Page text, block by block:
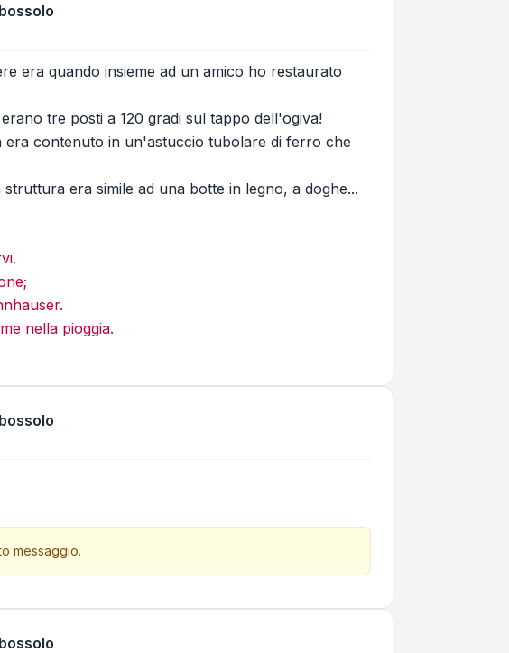
era quando insieme ad un amico ho restaurato
tre posti a 120 gradi sul tappo dell'ogiva!
era contenuto in un'astuccio tubolare di ferro che
era simile ad una botte in legno, a doghe...
nella pioggia.
messaggio.